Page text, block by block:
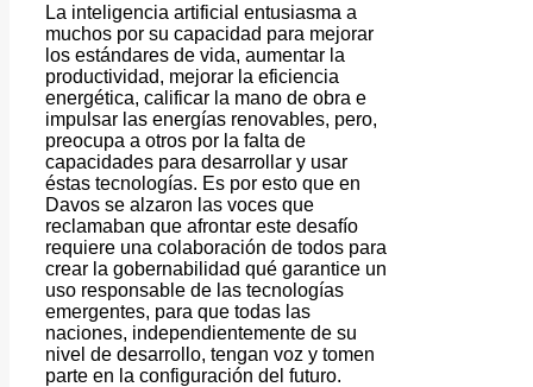
La inteligencia artificial entusiasma a
muchos por su capacidad para mejorar
los estándares de vida, aumentar la
productividad, mejorar la eficiencia
energética, calificar la mano de obra e
impulsar las energías renovables, pero,
preocupa a otros por la falta de
capacidades para desarrollar y usar
éstas tecnologías. Es por esto que en
Davos se alzaron las voces que
reclamaban que afrontar este desafío
requiere una colaboración de todos para
crear la gobernabilidad qué garantice un
uso responsable de las tecnologías
emergentes, para que todas las
naciones, independientemente de su
nivel de desarrollo, tengan voz y tomen
parte en la configuración del futuro.